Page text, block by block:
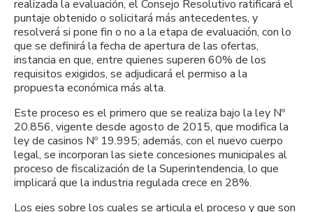
realizada la evaluación, el Consejo Resolutivo ratificará el
puntaje obtenido o solicitará más antecedentes, y
resolverá si pone fin o no a la etapa de evaluación, con lo
que se definirá la fecha de apertura de las ofertas,
instancia en que, entre quienes superen 60% de los
requisitos exigidos, se adjudicará el permiso a la
propuesta económica más alta.
Este proceso es el primero que se realiza bajo la ley Nº
20.856, vigente desde agosto de 2015, que modifica la
ley de casinos Nº 19.995; además, con el nuevo cuerpo
legal, se incorporan las siete concesiones municipales al
proceso de fiscalización de la Superintendencia, lo que
implicará que la industria regulada crece en 28%.
Los ejes sobre los cuales se articula el proceso y que son